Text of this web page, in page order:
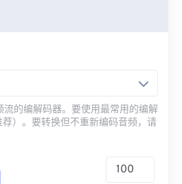
流的编解码器。要使用最常用的编解
）。要转换但不重新编码音频，请